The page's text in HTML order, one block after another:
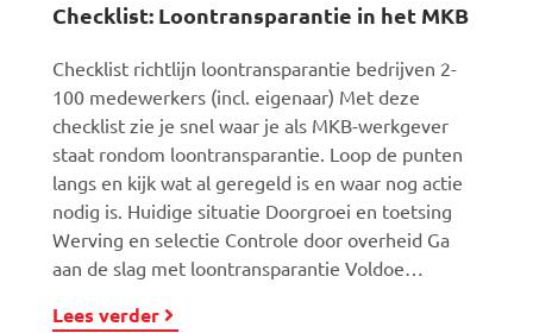
Checklist: Loontransparantie in het MKB
Checklist richtlijn loontransparantie bedrijven 2-
100 medewerkers (incl. eigenaar) Met deze
checklist zie je snel waar je als MKB-werkgever
staat rondom loontransparantie. Loop de punten
langs en kijk wat al geregeld is en waar nog actie
nodig is. Huidige situatie Doorgroei en toetsing
Werving en selectie Controle door overheid Ga
aan de slag met loontransparantie Voldoe…
Lees verder